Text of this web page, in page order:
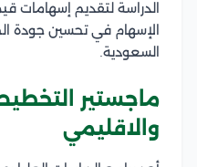
الدراسة لتقديم إسهامات
الإسهام في تحسين جودة
السعودية.
ماجستير
والاقليمي